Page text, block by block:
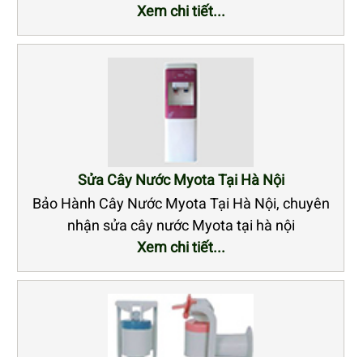
Xem chi tiết...
Sửa Cây Nước Myota Tại Hà Nội
Bảo Hành Cây Nước Myota Tại Hà Nội, chuyên
nhận sửa cây nước Myota tại hà nội
Xem chi tiết...